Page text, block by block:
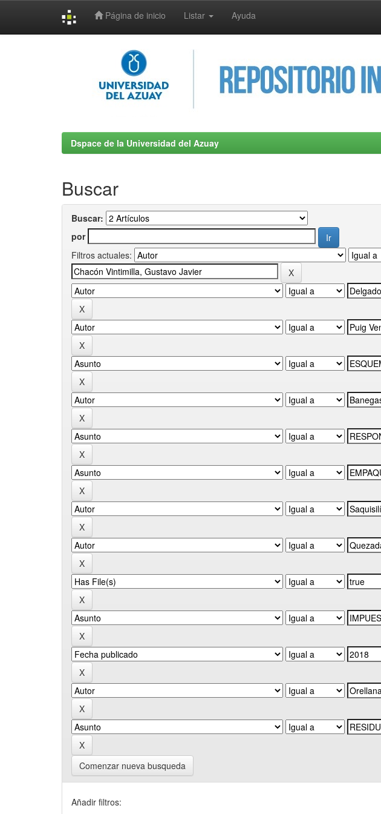
Página de inicio Listar Ayuda
Dspace de la Universidad del Azuay
Buscar
Buscar:
por
Filtros actuales:
Comenzar nueva busqueda
Añadir filtros: